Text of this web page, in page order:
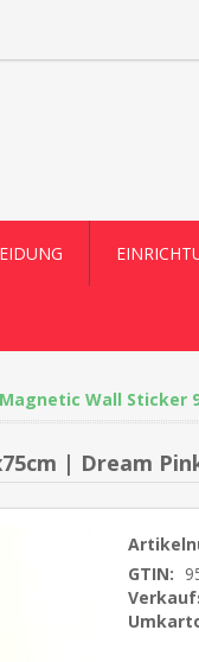
Wall Sticker
| Dream
GTIN: